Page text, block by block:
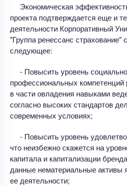
Экономическая
проекта подтверждается еще и
деятельности Корпоративный
"Группа ренессанс страхование"
следующее:
- Повысить уровень
профессиональных компетенций
в части овладения навыками
согласно высоких стандартов
современных условиях;
- Повысить уровень
что неизбежно скажется на
капитала и капитализации
данные нематериальные активы
ее деятельности;